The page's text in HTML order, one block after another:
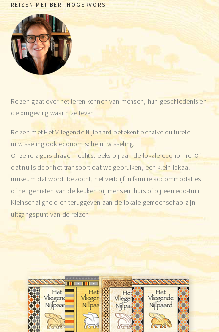
Sidebar
REIZEN MET BERT HOGERVORST
Reizen gaat over het leren kennen van mensen, hun geschiedenis en
de omgeving waarin ze leven.
Reizen met Het Vliegende Nijlpaard betekent behalve culturele
uitwisseling ook economische uitwisseling.
Onze reizigers dragen rechtstreeks bij aan de lokale economie. Of
dat nu is door het transport dat we gebruiken, een klein lokaal
museum dat wordt bezocht, het verblijf in familie accommodaties
of het genieten van de keuken bij mensen thuis of bij een eco-tuin.
Kleinschaligheid en teruggeven aan de lokale gemeenschap zijn
uitgangspunt van de reizen.